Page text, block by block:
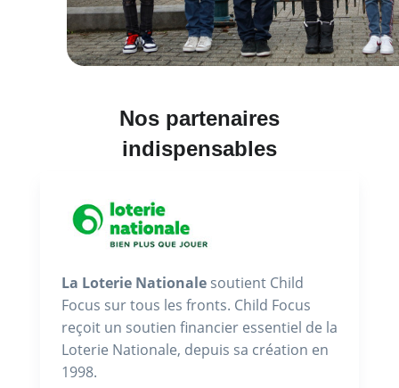
Nos partenaires
indispensables
La Loterie Nationale soutient Child
Focus sur tous les fronts. Child Focus
reçoit un soutien financier essentiel de la
Loterie Nationale, depuis sa création en
1998.